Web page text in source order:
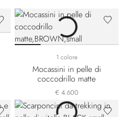
1 colore
Mocassini in pelle di
coccodrillo matte
€ 4.600